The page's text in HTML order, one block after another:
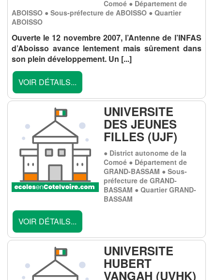
Comoé ● Département de
ABOISSO ● Sous-préfecture de ABOISSO ● Quartier
ABOISSO
Ouverte le 12 novembre 2007, l’Antenne de l’INFAS
d’Aboisso avance lentement mais sûrement dans
son plein développement. Un [...]
VOIR DÉTAILS...
UNIVERSITE
DES JEUNES
FILLES (UJF)
● District autonome de la
Comoé ● Département de
GRAND-BASSAM ● Sous-
préfecture de GRAND-
BASSAM ● Quartier GRAND-
BASSAM
VOIR DÉTAILS...
UNIVERSITE
HUBERT
VANGAH (UVHK)